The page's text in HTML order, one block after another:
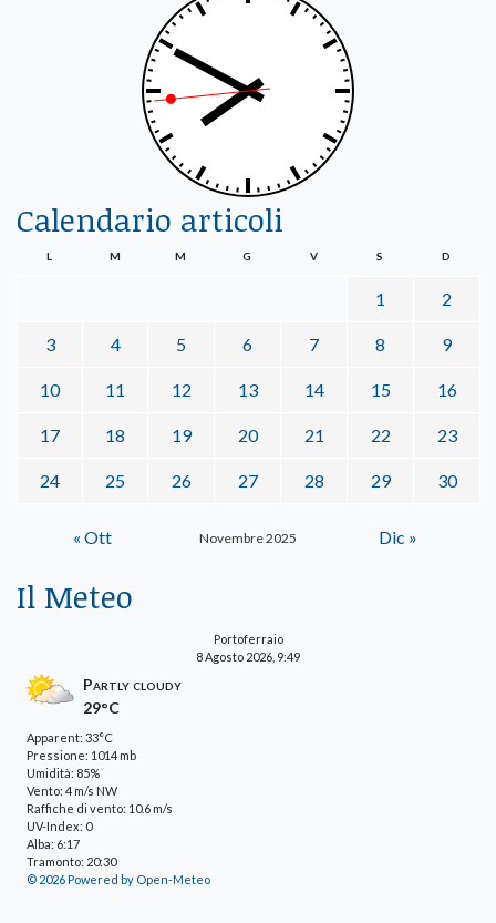
Calendario articoli
Novembre 2025
L M M G V S D
1 2
3 4 5 6 7 8 9
10 11 12 13 14 15 16
17 18 19 20 21 22 23
24 25 26 27 28 29 30
« Ott Dic »
Il Meteo
Portoferraio
8 Agosto 2026, 9:49
Partly cloudy
29°C
Apparent: 33°C
Pressione: 1014 mb
Umidità: 85%
Vento: 4 m/s NW
Raffiche di vento: 10.6 m/s
UV-Index: 0
Alba: 6:17
Tramonto: 20:30
© 2026 Powered by Open-Meteo